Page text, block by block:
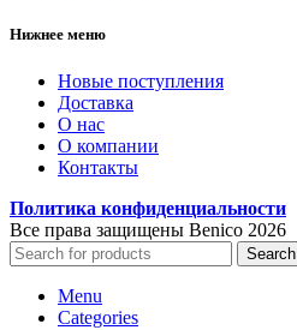
Нижнее меню
Новые поступления
Доставка
О нас
О компании
Контакты
Политика конфиденциальности
Все права защищены Benico 2026
Search
Menu
Categories